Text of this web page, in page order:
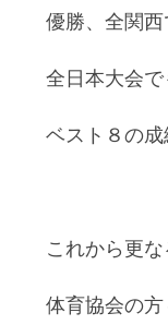
優勝、全関西
全日本大会
ベスト８の成
これから更
体育協会の